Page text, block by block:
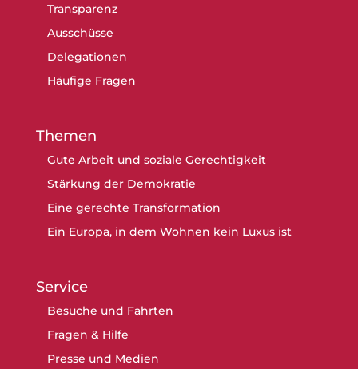
Transparenz
Ausschüsse
Delegationen
Häufige Fragen
Themen
Gute Arbeit und soziale Gerechtigkeit
Stärkung der Demokratie
Eine gerechte Transformation
Ein Europa, in dem Wohnen kein Luxus ist
Service
Besuche und Fahrten
Fragen & Hilfe
Presse und Medien